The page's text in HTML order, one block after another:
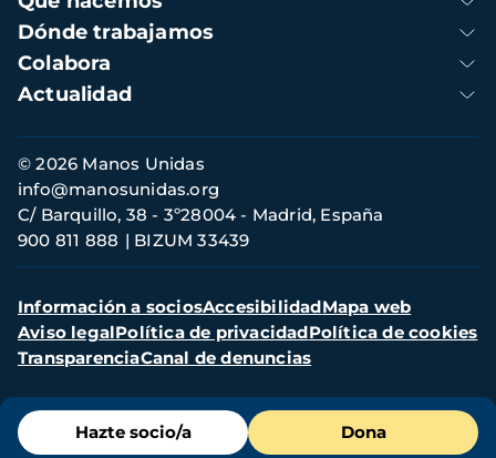
Menú
de
Hazte socio/a Dona
Dónde trabajamos
Colabora
Actualidad
Información
de
contacto
© 2026 Manos Unidas
C/ Barquillo, 38 - 3º28004 - Madrid, España
900 811 888
BIZUM 33439
info@manosunidas.org
Menú
secundario
Información a sociosAccesibilidadMapa web
Aviso legalPolítica de privacidadPolítica de cookies
TransparenciaCanal de denuncias